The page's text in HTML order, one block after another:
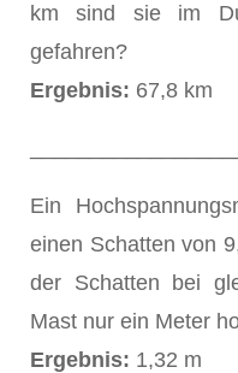
km sind sie im
gefahren?
Ergebnis: 67,8 km
Ein
einen Schatten von
der Schatten bei
Mast nur ein Meter
Ergebnis: 1,32 m